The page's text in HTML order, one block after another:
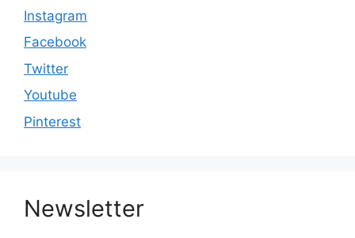
Instagram
Facebook
Twitter
Youtube
Pinterest
Newsletter